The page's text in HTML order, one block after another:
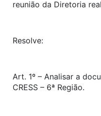
reunião da Diretoria
Resolve:
Art. 1º – Analisar a
CRESS – 6ª Região.